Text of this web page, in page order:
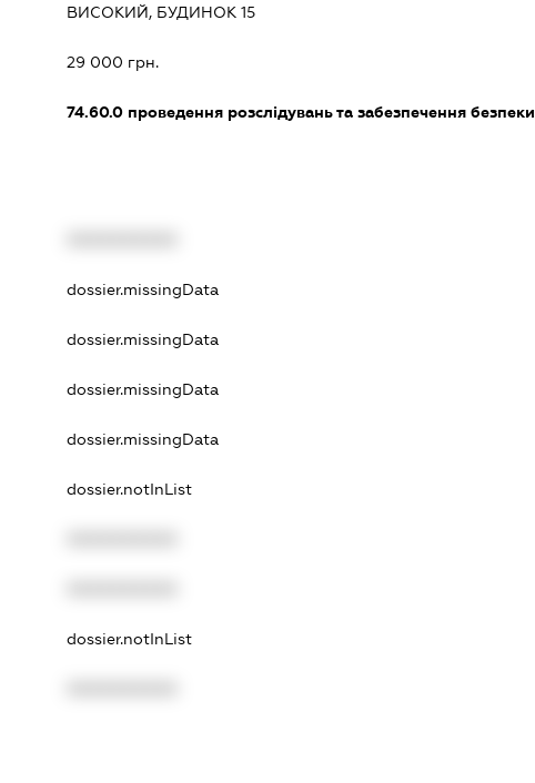
ВИСОКИЙ, БУДИНОК 15
29 000 грн.
74.60.0проведення розслідувань та забезпечення безпеки
dossier.missingData
dossier.missingData
dossier.missingData
dossier.missingData
dossier.notInList
dossier.notInList